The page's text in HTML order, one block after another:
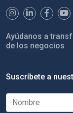
Ayúdanos a
de los negocios
Suscríbete a